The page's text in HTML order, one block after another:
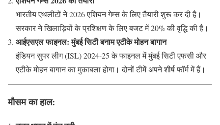
भारतीय एथलीटों ने 2026 एशियन गेम्स के लिए तैयारी शुरू कर दी है।
सरकार ने खिलाड़ियों के प्रशिक्षण के लिए बजट में 20% की वृद्धि की है।
आईएसएल फाइनल: मुंबई सिटी बनाम एटीके मोहन बागान
इंडियन सुपर लीग (ISL) 2024-25 के फाइनल में मुंबई सिटी एफसी और
एटीके मोहन बागान का मुकाबला होगा। दोनों टीमें अपने शीर्ष फॉर्म में हैं।
मौसम का हाल: